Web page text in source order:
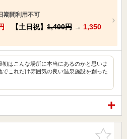
期間利用不可
【土日祝】 1,400円 → 1,350
初はこんな場所に本当にあるのかと思いま
でこれだけ雰囲気の良い温泉施設を創った
お気に入